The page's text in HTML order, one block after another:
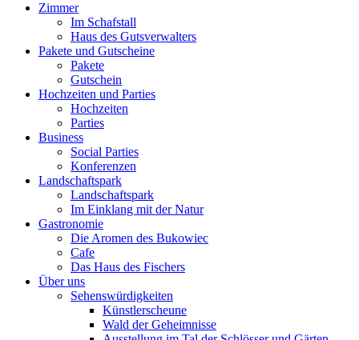
Zimmer
Im Schafstall
Haus des Gutsverwalters
Pakete und Gutscheine
Pakete
Gutschein
Hochzeiten und Parties
Hochzeiten
Parties
Business
Social Parties
Konferenzen
Landschaftspark
Landschaftspark
Im Einklang mit der Natur
Gastronomie
Die Aromen des Bukowiec
Cafe
Das Haus des Fischers
Über uns
Sehenswürdigkeiten
Künstlerscheune
Wald der Geheimnisse